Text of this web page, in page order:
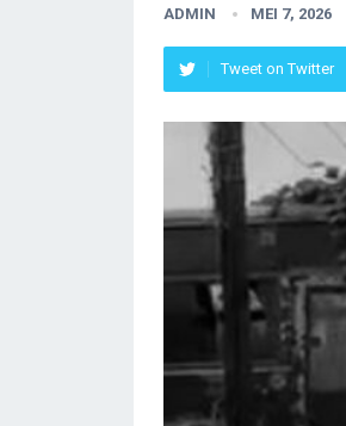
ADMIN MEI 7, 2026
Tweet on Twitter